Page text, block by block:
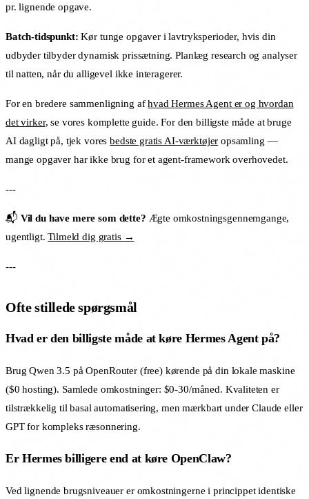
pr. lignende opgave.
Batch-tidspunkt: Kør tunge opgaver i lavtryksperioder, hvis din
udbyder tilbyder dynamisk prissætning. Planlæg research og analyser
til natten, når du alligevel ikke interagerer.
For en bredere sammenligning afhvad Hermes Agent er og hvordan
det virker, se vores komplette guide. For den billigste måde at bruge
AI dagligt på, tjek voresbedste gratis AI-værktøjer opsamling —
mange opgaver har ikke brug for et agent-framework overhovedet.
---
📬 Vil du have mere som dette? Ægte omkostningsgennemgange,
ugentligt.Tilmeld dig gratis →
---
Ofte stillede spørgsmål
Hvad er den billigste måde at køre Hermes Agent på?
Brug Qwen 3.5 på OpenRouter (free) kørende på din lokale maskine
($0 hosting). Samlede omkostninger: $0-30/måned. Kvaliteten er
tilstrækkelig til basal automatisering, men mærkbart under Claude eller
GPT for kompleks ræsonnering.
Er Hermes billigere end at køre OpenClaw?
Ved lignende brugsniveauer er omkostningerne i princippet identiske